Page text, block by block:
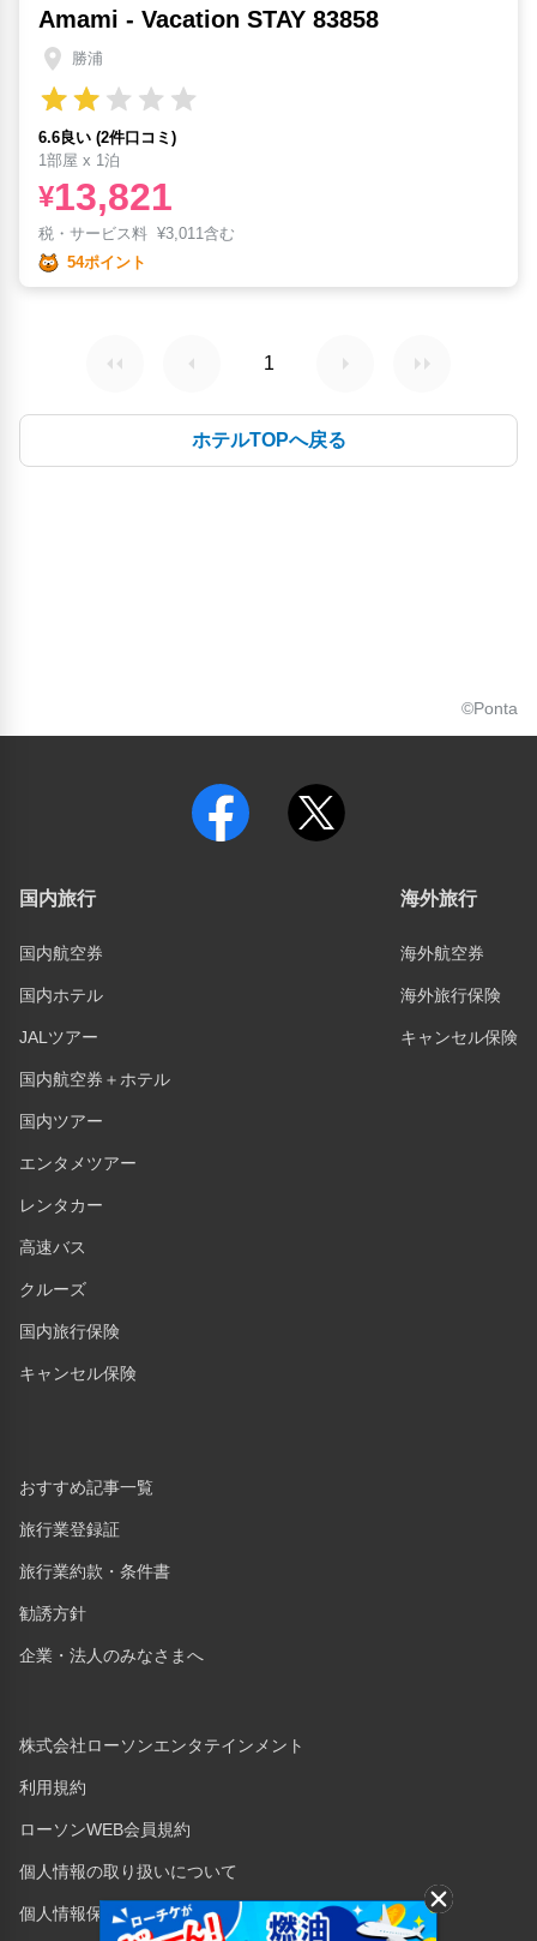
Amami - Vacation STAY 83858
勝浦
6.6良い (2件口コミ)
1部屋 x 1泊
¥13,821
税・サービス料 ¥3,011含む
54ポイント
1
ホテルTOPへ戻る
©Ponta
国内旅行
国内航空券
国内ホテル
JALツアー
国内航空券＋ホテル
国内ツアー
エンタメツアー
レンタカー
高速バス
クルーズ
国内旅行保険
キャンセル保険
おすすめ記事一覧
旅行業登録証
旅行業約款・条件書
勧誘方針
企業・法人のみなさまへ
株式会社ローソンエンタテインメント
利用規約
ローソンWEB会員規約
個人情報の取り扱いについて
個人情報保護方針
海外旅行
海外航空券
海外旅行保険
キャンセル保険